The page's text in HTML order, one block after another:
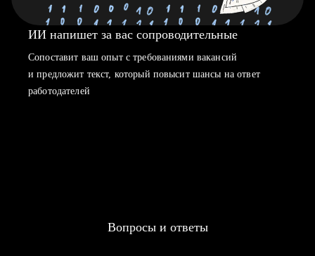
ИИ напишет за вас сопроводительные
Сопоставит ваш опыт с требованиями вакансий
и предложит текст, который повысит шансы на ответ
работодателей
Вопросы и ответы